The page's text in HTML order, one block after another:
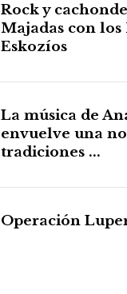
Rock y
Majadas con
Eskozíos
La música de
envuelve una
tradiciones ...
Operación